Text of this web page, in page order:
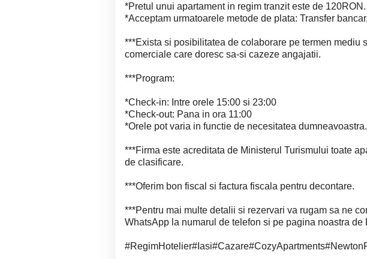
*Pretul unui apartament in regim tranzit este de 120RON.
*Acceptam urmatoarele metode de plata: Transfer
***Exista si posibilitatea de colaborare pe termen mediu
comerciale care doresc sa-si cazeze angajatii.
***Program:
*Check-in: Intre orele 15:00 si 23:00
*Check-out: Pana in ora 11:00
*Orele pot varia in functie de necesitatea dumneavoastra.
***Firma este acreditata de Ministerul Turismului toate
de clasificare.
***Oferim bon fiscal si factura fiscala pentru decontare.
***Pentru mai multe detalii si rezervari va rugam sa ne
WhatsApp la numarul de telefon si pe pagina noastra de